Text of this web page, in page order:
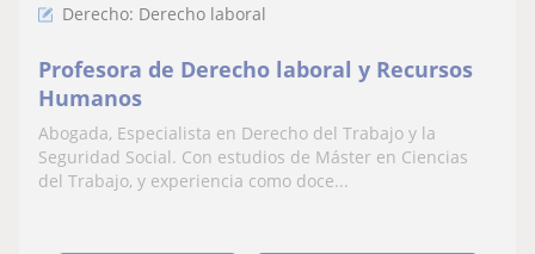
Derecho: Derecho laboral
Profesora de Derecho laboral y Recursos
Humanos
Abogada, Especialista en Derecho del Trabajo y la
Seguridad Social. Con estudios de Máster en Ciencias
del Trabajo, y experiencia como doce...